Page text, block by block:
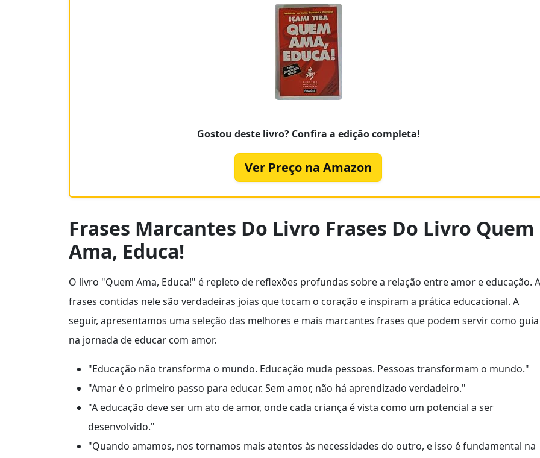
Gostou deste livro? Confira a edição completa!
Ver Preço na Amazon
Frases Marcantes Do Livro Frases Do Livro Quem
Ama, Educa!
O livro "Quem Ama, Educa!" é repleto de reflexões profundas sobre a relação entre amor e educação.
frases contidas nele são verdadeiras joias que tocam o coração e inspiram a prática educacional. A
seguir, apresentamos uma seleção das melhores e mais marcantes frases que podem servir como guia
na jornada de educar com amor.
"Educação não transforma o mundo. Educação muda pessoas. Pessoas transformam o mundo."
"Amar é o primeiro passo para educar. Sem amor, não há aprendizado verdadeiro."
"A educação deve ser um ato de amor, onde cada criança é vista como um potencial a ser
desenvolvido."
"Quando amamos, nos tornamos mais atentos às necessidades do outro, e isso é fundamental na